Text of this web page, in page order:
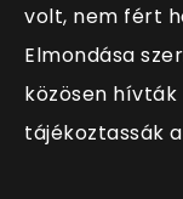
volt, nem fért
Elmondása
közösen
tájékoztassák